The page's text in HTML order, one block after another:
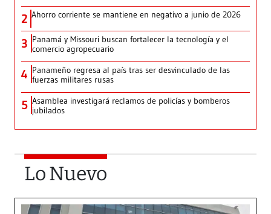
2 Ahorro corriente se mantiene en negativo a junio de 2026
3 Panamá y Missouri buscan fortalecer la tecnología y el
comercio agropecuario
4 Panameño regresa al país tras ser desvinculado de las
fuerzas militares rusas
5 Asamblea investigará reclamos de policías y bomberos
jubilados
Lo Nuevo